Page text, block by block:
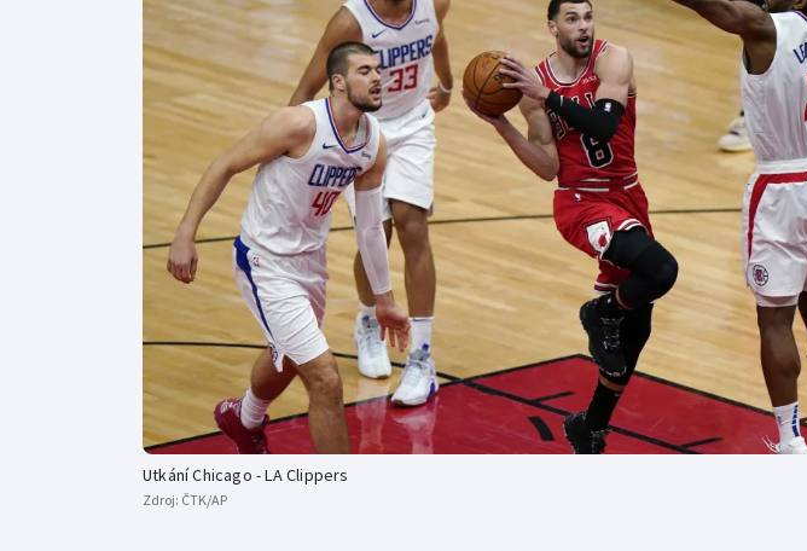
Curling
Dostihy
Florbal
Futsal
Golf
Gymnastika
Moderní pětiboj
Motorsport
Olympijské hry
Parasport
Plavání
Plážový volejbal
Utkání Chicago - LA Clippers
Zdroj: ČTK/AP